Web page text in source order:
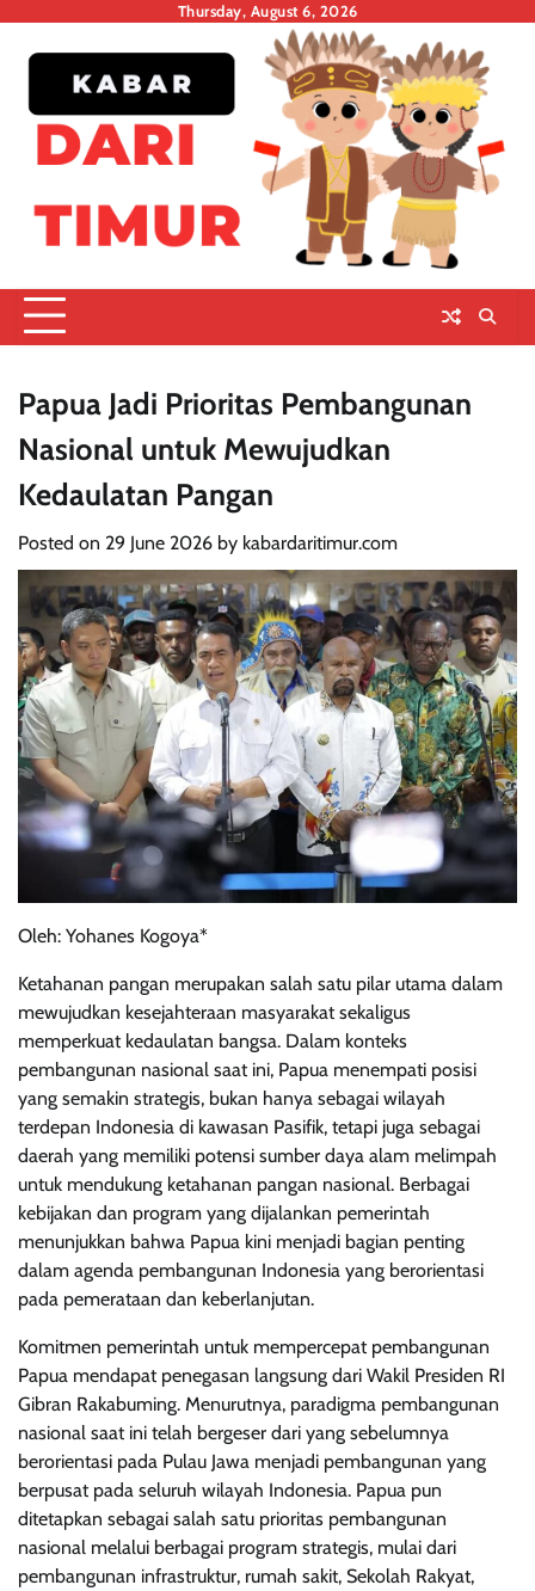
Thursday, August 6, 2026
Papua Jadi Prioritas Pembangunan
Nasional untuk Mewujudkan
Kedaulatan Pangan
Posted on 29 June 2026 by kabardaritimur.com
Oleh: Yohanes Kogoya*
Ketahanan pangan merupakan salah satu pilar utama dalam
mewujudkan kesejahteraan masyarakat sekaligus
memperkuat kedaulatan bangsa. Dalam konteks
pembangunan nasional saat ini, Papua menempati posisi
yang semakin strategis, bukan hanya sebagai wilayah
terdepan Indonesia di kawasan Pasifik, tetapi juga sebagai
daerah yang memiliki potensi sumber daya alam melimpah
untuk mendukung ketahanan pangan nasional. Berbagai
kebijakan dan program yang dijalankan pemerintah
menunjukkan bahwa Papua kini menjadi bagian penting
dalam agenda pembangunan Indonesia yang berorientasi
pada pemerataan dan keberlanjutan.
Komitmen pemerintah untuk mempercepat pembangunan
Papua mendapat penegasan langsung dari Wakil Presiden RI
Gibran Rakabuming. Menurutnya, paradigma pembangunan
nasional saat ini telah bergeser dari yang sebelumnya
berorientasi pada Pulau Jawa menjadi pembangunan yang
berpusat pada seluruh wilayah Indonesia. Papua pun
ditetapkan sebagai salah satu prioritas pembangunan
nasional melalui berbagai program strategis, mulai dari
pembangunan infrastruktur, rumah sakit, Sekolah Rakyat,